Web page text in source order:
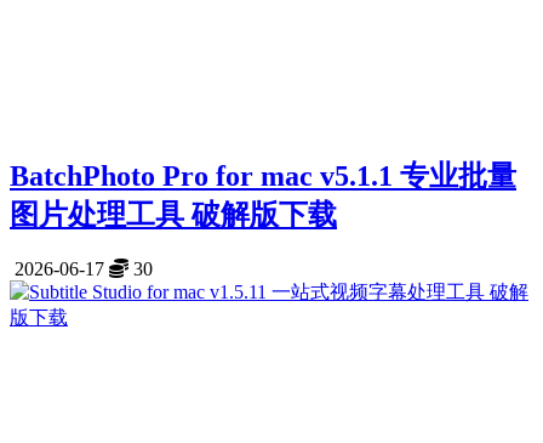
BatchPhoto Pro for mac v5.1.1 专业批量
图片处理工具 破解版下载
2026-06-17 30